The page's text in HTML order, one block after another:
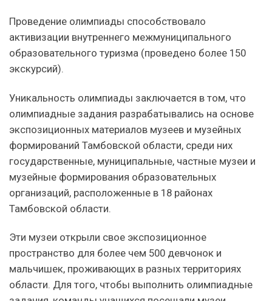
Проведение олимпиады способствовало
активизации внутреннего межмуниципального
образовательного туризма (проведено более 150
экскурсий).
Уникальность олимпиады заключается в том, что
олимпиадные задания разрабатывались на основе
экспозиционных материалов музеев и музейных
формирований Тамбовской области, среди них
государственные, муниципальные, частные музеи и
музейные формирования образовательных
организаций, расположенные в 18 районах
Тамбовской области.
Эти музеи открыли свое экспозиционное
пространство для более чем 500 девчонок и
мальчишек, проживающих в разных территориях
области. Для того, чтобы выполнить олимпиадные